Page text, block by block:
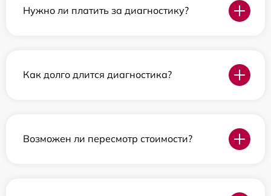
Нужно ли платить за диагностику?
Как долго длится диагностика?
Возможен ли пересмотр стоимости?